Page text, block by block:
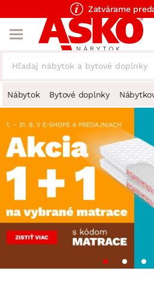
Zatvárame
Nábytok Bytové doplnky